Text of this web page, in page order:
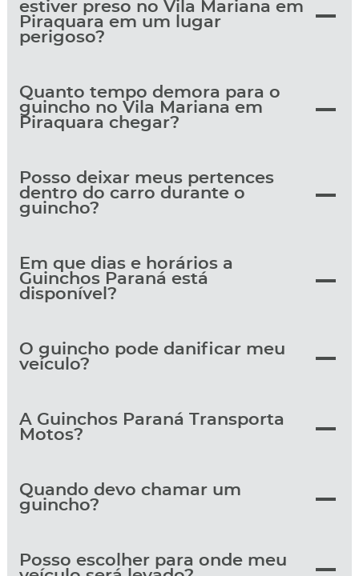
estiver preso no Vila Mariana em
Piraquara em um lugar
perigoso?
Quanto tempo demora para o
guincho no Vila Mariana em
Piraquara chegar?
Posso deixar meus pertences
dentro do carro durante o
guincho?
Em que dias e horários a
Guinchos Paraná está
disponível?
O guincho pode danificar meu
veículo?
A Guinchos Paraná Transporta
Motos?
Quando devo chamar um
guincho?
Posso escolher para onde meu